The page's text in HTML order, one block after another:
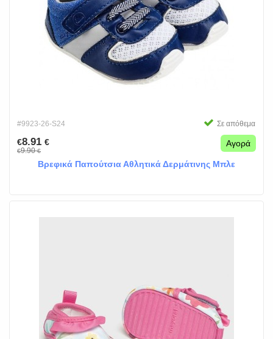
#9923-26-S24 Σε απόθεμα
€8.91 €
€9.90€
Αγορά
Βρεφικά Παπούτσια Αθλητικά Δερμάτινης Μπλε